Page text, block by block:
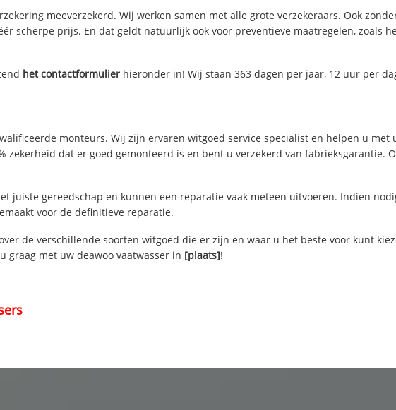
meeverzekerd. Wij werken samen met alle grote verzekeraars. Ook
scherpe prijs. En dat geldt natuurlijk ook voor preventieve maatregelen, zoals
het contactformulier hieronder in! Wij staan 363 dagen per jaar, 12 uur per
monteurs. Wij zijn ervaren witgoed service specialist en helpen u met
zekerheid dat er goed gemonteerd is en bent u verzekerd van fabrieksgarantie.
juiste gereedschap en kunnen een reparatie vaak meteen uitvoeren. Indien
voor de definitieve reparatie.
de verschillende soorten witgoed die er zijn en waar u het beste voor kunt
graag met uw deawoo vaatwasser in [plaats]!